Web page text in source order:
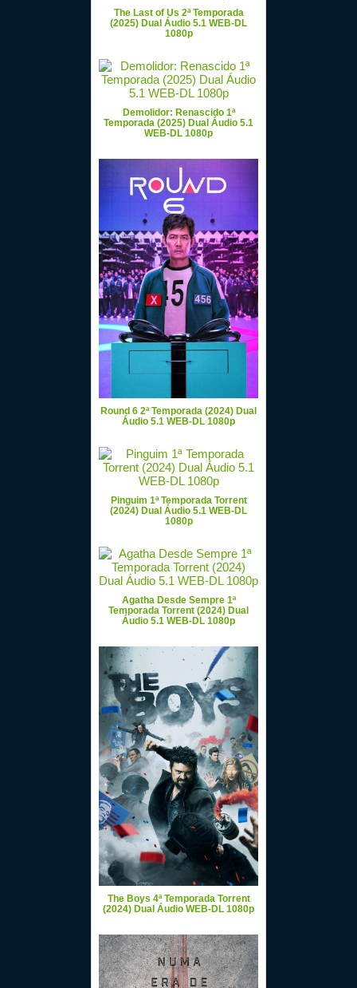
The Last of Us 2ª Temporada
(2025) Dual Áudio 5.1 WEB-DL
1080p
Demolidor: Renascido 1ª
Temporada (2025) Dual Áudio 5.1
WEB-DL 1080p
Round 6 2ª Temporada (2024) Dual
Áudio 5.1 WEB-DL 1080p
Pinguim 1ª Temporada Torrent
(2024) Dual Áudio 5.1 WEB-DL
1080p
Agatha Desde Sempre 1ª
Temporada Torrent (2024) Dual
Áudio 5.1 WEB-DL 1080p
The Boys 4ª Temporada Torrent
(2024) Dual Áudio WEB-DL 1080p